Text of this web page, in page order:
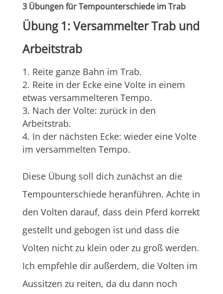
3 Übungen für Tempounterschiede im Trab
Übung 1: Versammelter Trab und
Arbeitstrab
Reite ganze Bahn im Trab.
Reite in der Ecke eine Volte in einem
etwas versammelteren Tempo.
Nach der Volte: zurück in den
Arbeitstrab.
In der nächsten Ecke: wieder eine Volte
im versammelten Tempo.
Diese Übung soll dich zunächst an die
Tempounterschiede heranführen. Achte in
den Volten darauf, dass dein Pferd korrekt
gestellt und gebogen ist und dass die
Volten nicht zu klein oder zu groß werden.
Ich empfehle dir außerdem, die Volten im
Aussitzen zu reiten, da du dann noch